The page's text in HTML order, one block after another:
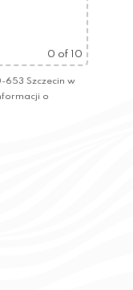
0 of 10
Szczecin w
o